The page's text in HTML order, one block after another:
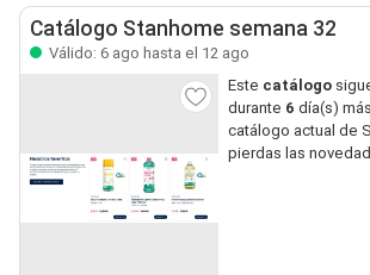
Catálogo Stanhome semana 32
Válido: 6 ago hasta el 12 ago
Este catálogo
durante 6 día(s)
catálogo actual de
pierdas las